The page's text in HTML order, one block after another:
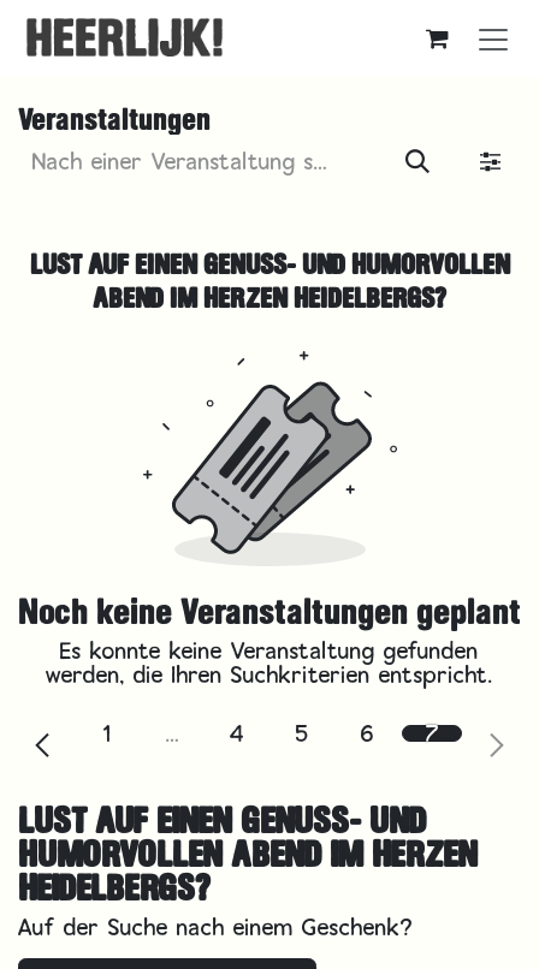
Zum Inhalt springen
Veranstaltungen
LUST AUF EINEN GENUSS- UND HUMORVOLLEN
ABEND IM HERZEN HEIDELBERGS?
Noch keine Veranstaltungen geplant
Es konnte keine Veranstaltung gefunden
werden, die Ihren Suchkriterien entspricht.
1
… 4 5 6 7
LUST AUF EINEN GENUSS- UND
HUMORVOLLEN ABEND IM HERZEN
HEIDELBERGS?
Auf der Suche nach einem Geschenk?